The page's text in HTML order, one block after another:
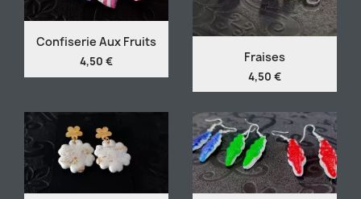
Confiserie Aux Fruits
4,50 € Fraises
4,50 €